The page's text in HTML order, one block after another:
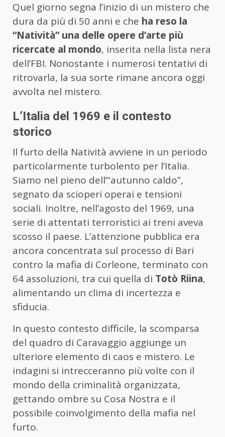
Quel giorno segna l’inizio di un mistero che
dura da più di 50 anni e che ha reso la
“Natività” una delle opere d’arte più
ricercate al mondo, inserita nella lista nera
dell’FBI. Nonostante i numerosi tentativi di
ritrovarla, la sua sorte rimane ancora oggi
avvolta nel mistero.
L’Italia del 1969 e il contesto
storico
Il furto della Natività avviene in un periodo
particolarmente turbolento per l’Italia.
Siamo nel pieno dell’“autunno caldo”,
segnato da scioperi operai e tensioni
sociali. Inoltre, nell’agosto del 1969, una
serie di attentati terroristici ai treni aveva
scosso il paese. L’attenzione pubblica era
ancora concentrata sul processo di Bari
contro la mafia di Corleone, terminato con
64 assoluzioni, tra cui quella di Totò Riina,
alimentando un clima di incertezza e
sfiducia.
In questo contesto difficile, la scomparsa
del quadro di Caravaggio aggiunge un
ulteriore elemento di caos e mistero. Le
indagini si intrecceranno più volte con il
mondo della criminalità organizzata,
gettando ombre su Cosa Nostra e il
possibile coinvolgimento della mafia nel
furto.